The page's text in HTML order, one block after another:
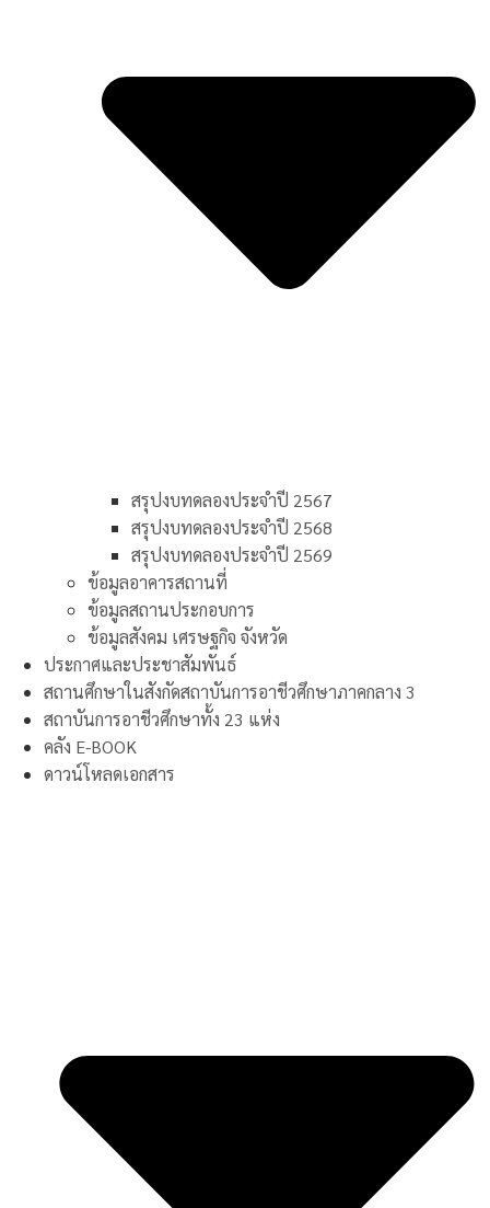
สรุปงบทดลองประจำปี 2567
สรุปงบทดลองประจำปี 2568
สรุปงบทดลองประจำปี 2569
ข้อมูลอาคารสถานที่
ข้อมูลสถานประกอบการ
ข้อมูลสังคม เศรษฐกิจ จังหวัด
ประกาศและประชาสัมพันธ์
สถานศึกษาในสังกัดสถาบันการอาชีวศึกษาภาคกลาง 3
สถาบันการอาชีวศึกษาทั้ง 23 แห่ง
คลัง E-BOOK
ดาวน์โหลดเอกสาร